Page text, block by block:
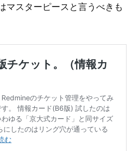
マスターピースと言うべきも